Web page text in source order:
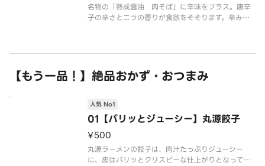
名物の「熟成醤油 肉そば」に辛味をプラス。唐辛
子の辛さとニラの香りが食欲をそそります。辛みだ
【もう一品！】絶品おかず・おつまみ
01【パリッとジューシー】丸源餃子
人気 No1
¥500
丸源ラーメンの餃子は、肉汁たっぷりジューシー
に、皮はパリッとクリスピーな仕上がりとなってい